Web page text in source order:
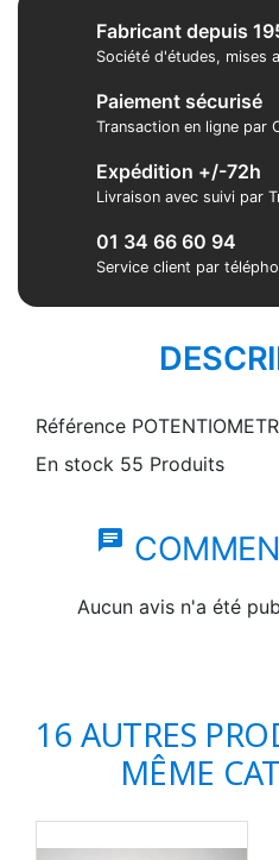
Fabricant depuis
Société d'études, mises
Paiement sécurisé
Transaction en ligne par
Expédition +/-72h
Livraison avec suivi par
01 34 66 60 94
Service client par
Référence
En stock 55 Produits
chat
Aucun avis n'a été
16 AUTRES
MÊME